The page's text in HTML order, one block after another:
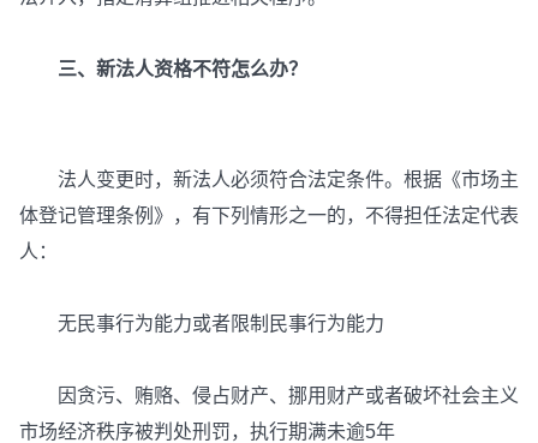
三、新法人资格不符怎么办？
法人变更时，新法人必须符合法定条件。根据《市场主
体登记管理条例》，有下列情形之一的，不得担任法定代表
人：
无民事行为能力或者限制民事行为能力
因贪污、贿赂、侵占财产、挪用财产或者破坏社会主义
市场经济秩序被判处刑罚，执行期满未逾5年